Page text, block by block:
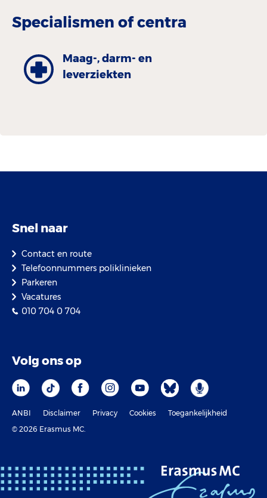
Specialismen of centra
Maag-, darm- en
leverziekten
Snel naar
Contact en route
Telefoonnummers poliklinieken
Parkeren
Vacatures
010 704 0 704
Volg ons op
ANBI Disclaimer Privacy Cookies
Toegankelijkheid
© 2026 Erasmus MC.